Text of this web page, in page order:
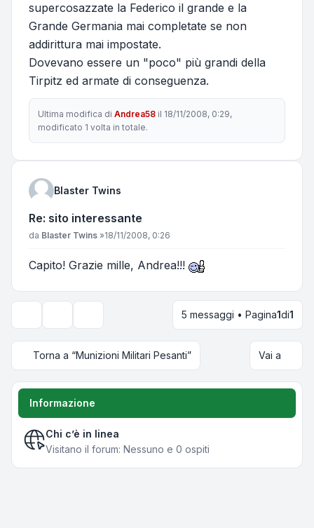
supercosazzate la Federico il grande e la
Grande Germania mai completate se non
addirittura mai impostate.
Dovevano essere un "poco" più grandi della
Tirpitz ed armate di conseguenza.
Ultima modifica di Andrea58 il 18/11/2008, 0:29,
modificato 1 volta in totale.
Blaster Twins
Re: sito interessante
Messaggio
da Blaster Twins »18/11/2008, 0:26
Capito! Grazie mille, Andrea!!!
Opzioni di visualizzazione e ordinamento
5 messaggi • Pagina1di1
Torna a “Munizioni Militari Pesanti” Vai a
Informazione
Chi c’è in linea
Visitano il forum: Nessuno e 0 ospiti